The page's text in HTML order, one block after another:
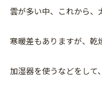
雲が多い中、これから
寒暖差もありますが、乾
加湿器を使うなどをし